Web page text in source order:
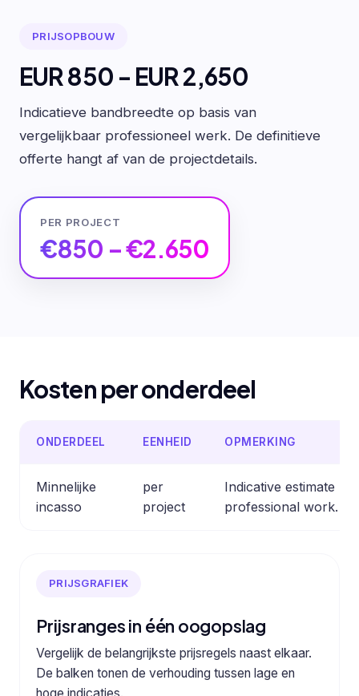
PRIJSOPBOUW
EUR 850 - EUR 2,650
Indicatieve bandbreedte op basis van
vergelijkbaar professioneel werk. De definitieve
offerte hangt af van de projectdetails.
PER PROJECT
€850 – €2.650
Kosten per onderdeel
ONDERDEEL EENHEID OPMERKING
Minnelijke
incasso
per
project
Indicative estimate
professional work.
PRIJSGRAFIEK
Prijsranges in één oogopslag
Vergelijk de belangrijkste prijsregels naast elkaar.
De balken tonen de verhouding tussen lage en